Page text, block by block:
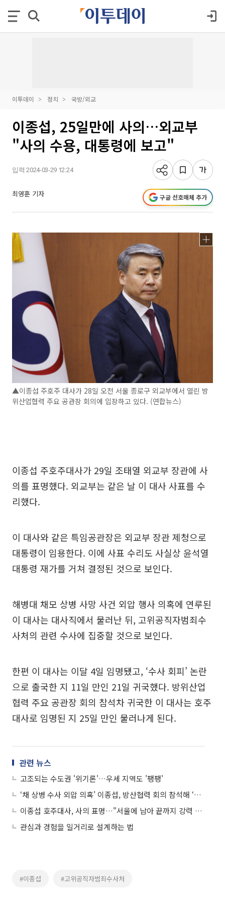
이투데이 정치 국방/외교
이종섭, 25일만에 사의…외교부
"사의 수용, 대통령에 보고"
입력 2024-03-29 12:24
최영훈 기자 구글 선호매체 추가
▲이종섭 주호주 대사가 28일 오전 서울 종로구 외교부에서 열린 방
위산업협력 주요 공관장 회의에 입장하고 있다. (연합뉴스)
이종섭 주호주대사가 29일 조태열 외교부 장관에 사
의를 표명했다. 외교부는 같은 날 이 대사 사표를 수
리했다.
이 대사와 같은 특임공관장은 외교부 장관 제청으로
대통령이 임용한다. 이에 사표 수리도 사실상 윤석열
대통령 재가를 거쳐 결정된 것으로 보인다.
해병대 채모 상병 사망 사건 외압 행사 의혹에 연루된
이 대사는 대사직에서 물러난 뒤, 고위공직자범죄수
사처의 관련 수사에 집중할 것으로 보인다.
한편 이 대사는 이달 4일 임명됐고, ‘수사 회피’ 논란
으로 출국한 지 11일 만인 21일 귀국했다. 방위산업
협력 주요 공관장 회의 참석차 귀국한 이 대사는 호주
대사로 임명된 지 25일 만인 물러나게 된다.
관련 뉴스
고조되는 수도권 '위기론'…우세 지역도 '팽팽'
‘채 상병 수사 외압 의혹’ 이종섭, 방산협력 회의 참석해 ‘묵묵부답’
이종섭 호주대사, 사의 표명…"서울에 남아 끝까지 강력 대응"
관심과 경험을 일거리로 설계하는 법
#이종섭 #고위공직자범죄수사처